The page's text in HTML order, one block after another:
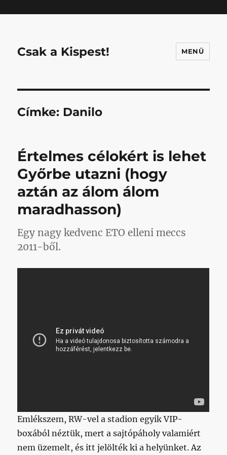
Csak a Kispest! MENÜ
Címke: Danilo
Értelmes célokért is lehet
Győrbe utazni (hogy
aztán az álom álom
maradhasson)
Egy nagy kedvenc ETO elleni meccs
2011-ből.
Emlékszem, RW-vel a stadion egyik VIP-
boxából néztük, mert a sajtópáholy valamiért
nem üzemelt, és itt jelölték ki a helyünket. Az